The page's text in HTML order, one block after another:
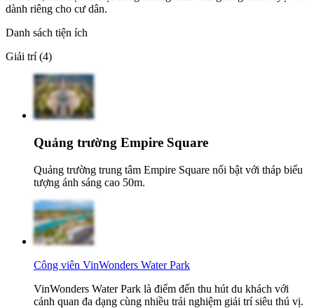
dành riêng cho cư dân.
Danh sách tiện ích
Giải trí (4)
Quảng trường Empire Square
Quảng trường trung tâm Empire Square nổi bật với tháp biểu
tượng ánh sáng cao 50m.
Công viên VinWonders Water Park
VinWonders Water Park là điểm đến thu hút du khách với
cảnh quan đa dạng cùng nhiều trải nghiệm giải trí siêu thú vị.